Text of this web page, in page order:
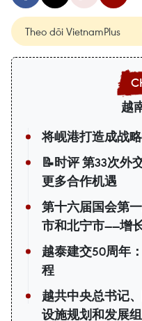
Theo dõi VietnamPlus
越
将岘港打造成战
📝时评 第33次外
更多合作机遇
第十六届国会第
市和北宁市——增
越泰建交50周年
程
越共中央总书记
设施规划和发展